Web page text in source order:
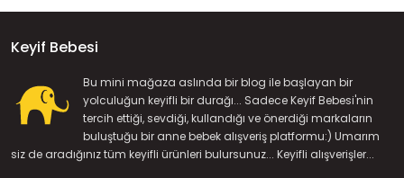
Keyif Bebesi
Bu mini mağaza aslında bir blog ile başlayan bir
yolculuğun keyifli bir durağı... Sadece Keyif Bebesi'nin
tercih ettiği, sevdiği, kullandığı ve önerdiği markaların
buluştuğu bir anne bebek alışveriş platformu:) Umarım
siz de aradığınız tüm keyifli ürünleri bulursunuz... Keyifli alışverişler...